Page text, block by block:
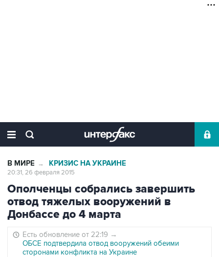
В МИРЕ → КРИЗИС НА УКРАИНЕ
20:31, 26 февраля 2015
Ополченцы собрались завершить
отвод тяжелых вооружений в
Донбассе до 4 марта
Есть обновление от 22:19 →
ОБСЕ подтвердила отвод вооружений обеими
сторонами конфликта на Украине